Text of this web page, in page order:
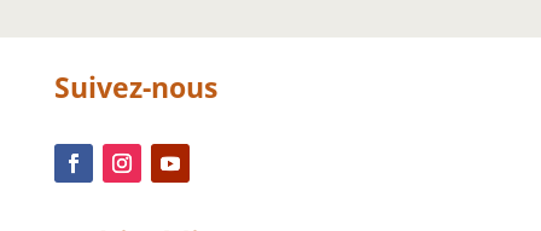
Suivez-nous